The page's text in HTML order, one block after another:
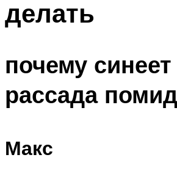
делать
почему синеет
рассада
Макс